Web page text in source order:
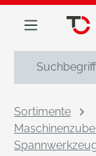
springen
Sortimente